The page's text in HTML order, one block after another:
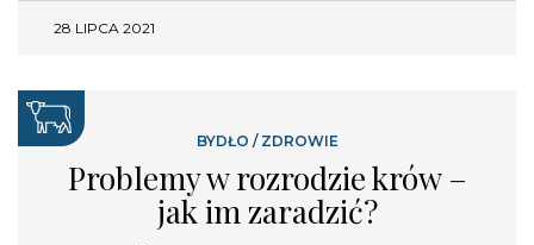
28 LIPCA 2021
BYDŁO / ZDROWIE
Problemy w rozrodzie krów –
jak im zaradzić?